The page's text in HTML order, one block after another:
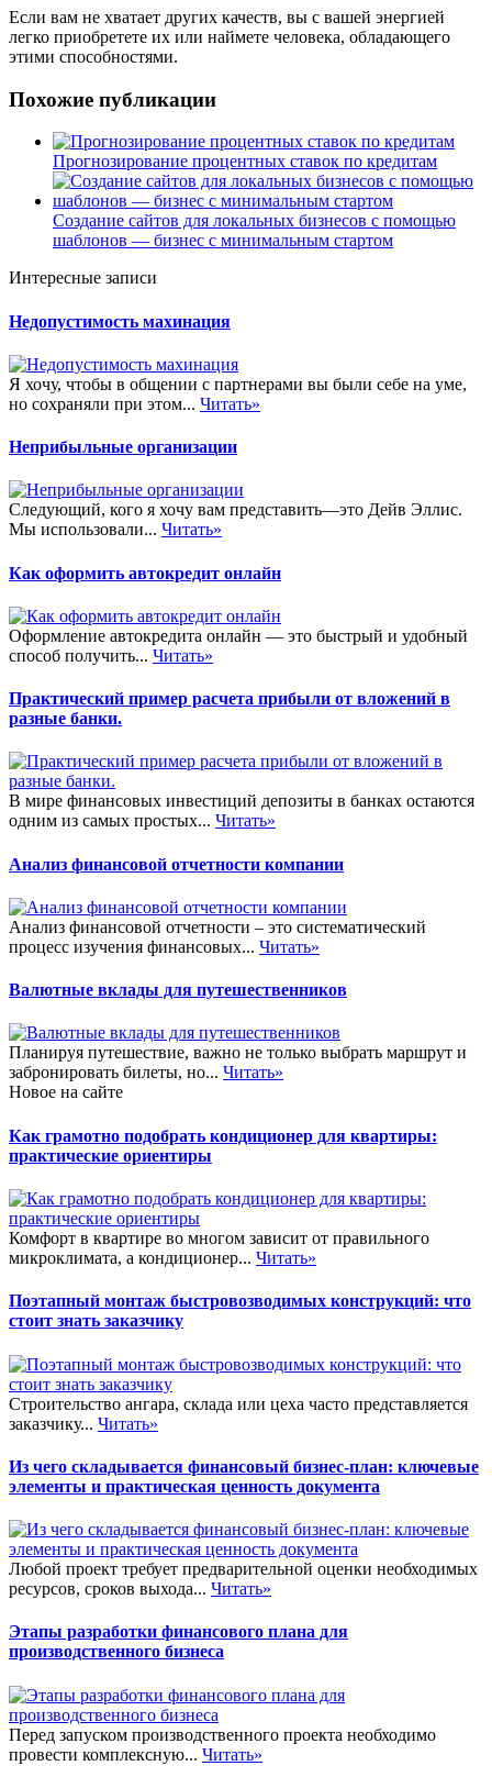
Если вам не хватает других качеств, вы с вашей энергией
легко приобретете их или наймете человека, обладающего
этими способностями.
Похожие публикации
Прогнозирование процентных ставок по кредитам
Создание сайтов для локальных бизнесов с помощью
шаблонов — бизнес с минимальным стартом
Интересные записи
Недопустимость махинация
Я хочу, чтобы в общении с партнерами вы были себе на уме,
но сохраняли при этом... Читать»
Неприбыльные организации
Следующий, кого я хочу вам представить—это Дейв Эллис.
Мы использовали... Читать»
Как оформить автокредит онлайн
Оформление автокредита онлайн — это быстрый и удобный
способ получить... Читать»
Практический пример расчета прибыли от вложений в
разные банки.
В мире финансовых инвестиций депозиты в банках остаются
одним из самых простых... Читать»
Анализ финансовой отчетности компании
Анализ финансовой отчетности – это систематический
процесс изучения финансовых... Читать»
Валютные вклады для путешественников
Планируя путешествие, важно не только выбрать маршрут и
забронировать билеты, но... Читать»
Новое на сайте
Как грамотно подобрать кондиционер для квартиры:
практические ориентиры
Комфорт в квартире во многом зависит от правильного
микроклимата, а кондиционер... Читать»
Поэтапный монтаж быстровозводимых конструкций: что
стоит знать заказчику
Строительство ангара, склада или цеха часто представляется
заказчику... Читать»
Из чего складывается финансовый бизнес-план: ключевые
элементы и практическая ценность документа
Любой проект требует предварительной оценки необходимых
ресурсов, сроков выхода... Читать»
Этапы разработки финансового плана для
производственного бизнеса
Перед запуском производственного проекта необходимо
провести комплексную... Читать»